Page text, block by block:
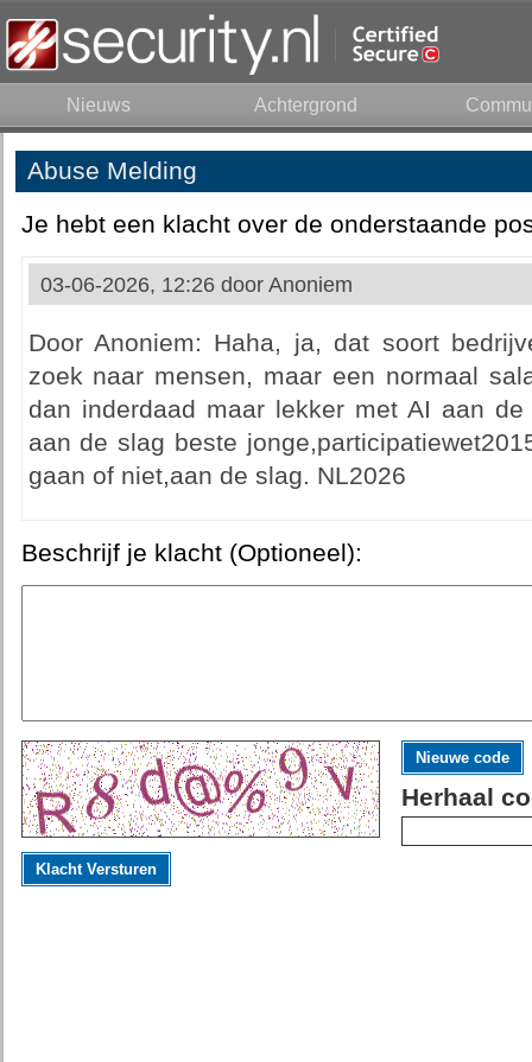
Nieuws Achtergrond
Abuse Melding
Je hebt een klacht over de onderstaande
03-06-2026, 12:26 door Anoniem
Door Anoniem: Haha, ja, dat soort
zoek naar mensen, maar een normaal
dan inderdaad maar lekker met AI aan
aan de slag beste
gaan of niet,aan de slag. NL2026
Beschrijf je klacht (Optioneel):
Nieuwe code
Herhaal
Klacht Versturen